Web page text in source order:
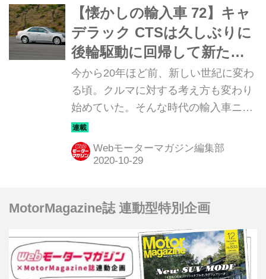
（以下の試乗記は、Motor Magazine
2008年5月号より）
【懐かしの輸入車 72】キャ
デラック CTSは久しぶりに
後輪駆動に回帰して新たな
トレンドを目指した
今から20年ほど前、新しい世紀に変わ
る頃。クルマに対する考え方も変わり
始めていた。そんな時代の輸入車ニュ
ーモデルのインプレッションを当時の
写真と記事で振り返ってみよう。今回
は「キャデラック CTS」だ。
Webモーターマガジン編集部
MotorMagazine誌 連動型特別企画